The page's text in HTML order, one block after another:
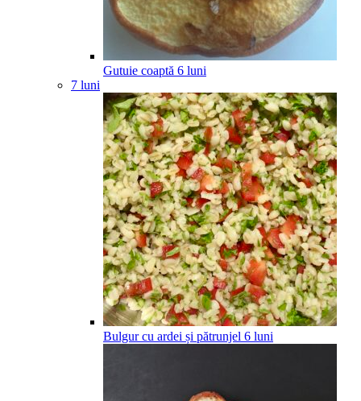
Gutuie coaptă 6 luni
7 luni
Bulgur cu ardei și pătrunjel 6 luni